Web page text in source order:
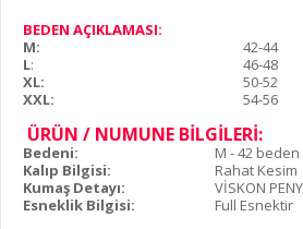
BEDEN AÇIKLAMASI:
M:
42-44
L:
46-48
XL:
50-52
XXL:
54-56
ÜRÜN / NUMUNE BİLGİLERİ:
Bedeni:
M - 42 beden
Kalıp Bilgisi:
Rahat Kesim
Kumaş Detayı:
VİSKON
Esneklik Bilgisi:
Full Esnektir